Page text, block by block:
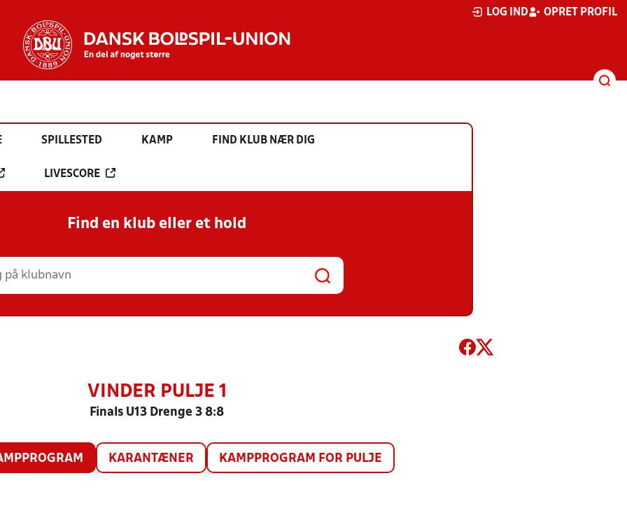
LOG IND OPRET PROFIL
SPILLESTED KAMP FIND KLUB NÆR DIG
LIVESCORE
Find en klub eller et hold
VINDER PULJE 1
Finals U13 Drenge 3 8:8
KARANTÆNER KAMPPROGRAM FOR PULJE